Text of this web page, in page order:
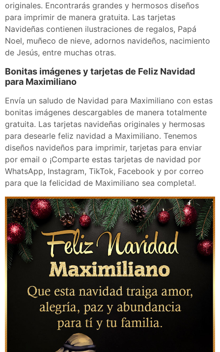
originales. Encontrarás grandes y hermosos diseños
para imprimir de manera gratuita. Las tarjetas
Navideñas contienen ilustraciones de regalos, Papá
Noel, muñeco de nieve, adornos navideños, nacimiento
de Jesús, entre muchas otras.
Bonitas imágenes y tarjetas de Feliz Navidad
para Maximiliano
Envía un saludo de Navidad para Maximiliano con estas
bonitas imágenes descargables de manera totalmente
gratuita. Las tarjetas navideñas originales y hermosas
para desearle feliz navidad a Maximiliano. Tenemos
diseños navideños para imprimir, tarjetas para enviar
por email o ¡Comparte estas tarjetas de navidad por
WhatsApp, Instagram, TikTok, Facebook y por correo
para que la felicidad de Maximiliano sea completa!.